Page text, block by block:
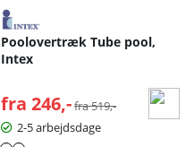
Poolovertræk Tube pool,
Intex
fra 246,- Normalpris:
fra 519,-
2-5 arbejdsdage